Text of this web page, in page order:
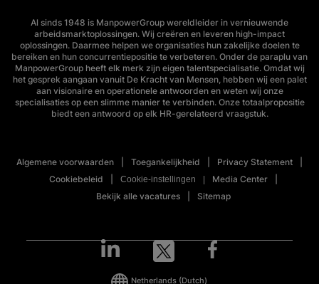
Al sinds 1948 is ManpowerGroup wereldleider in vernieuwende
arbeidsmarktoplossingen. Wij creëren en leveren high-impact
oplossingen. Daarmee helpen we organisaties hun zakelijke doelen te
bereiken en hun concurrentiepositie te verbeteren. Onder de paraplu van
ManpowerGroup heeft elk merk zijn eigen talentspecialisatie. Omdat wij
het gesprek aangaan vanuit De Kracht van Mensen, hebben wij een palet
aan visionaire en operationele antwoorden en weten wij onze
specialisaties op een slimme manier te verbinden. Onze totaalpropositie
biedt een antwoord op elk HR-gerelateerd vraagstuk.
Algemene voorwaarden Toegankelijkheid
Privacy Statement
Cookiebeleid
Cookie-instellingen
Media Center
Bekijk alle vacatures
Sitemap
Netherlands (Dutch)